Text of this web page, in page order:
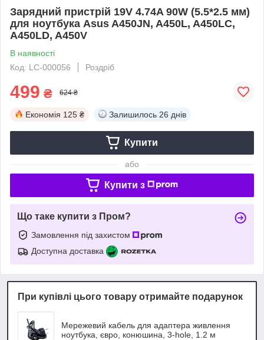
Зарядний пристрій 19V 4.74A 90W (5.5*2.5 мм)
для ноутбука Asus A450JN, A450L, A450LC,
A450LD, A450V
В наявності
Код: LC-000056
Роздріб
499 ₴ 624 ₴
Економія 125 ₴ Залишилось 26 днів
Купити
або
Купити з
Що таке купити з Пром?
Замовлення під захистом
Доступна доставка
При купівлі цього товару отримайте подарунок
Мережевий кабель для адаптера живлення
ноутбука, євро, конюшина, 3-hole, 1.2 м